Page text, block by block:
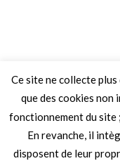
Ce site ne collecte
que des cookies
fonctionnement du site
En revanche, il
disposent de leur